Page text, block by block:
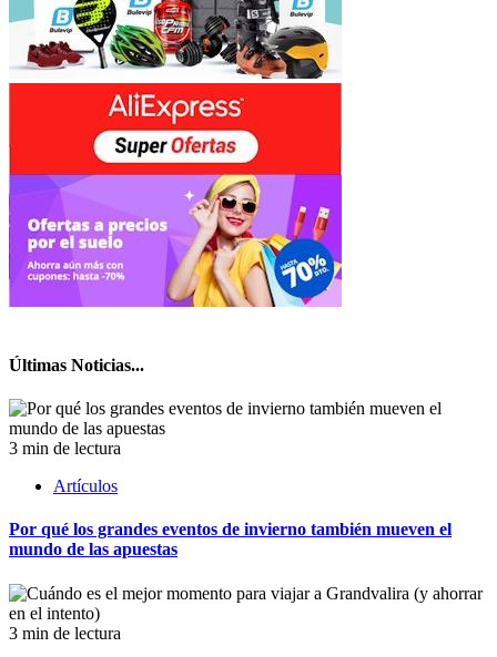
Últimas Noticias...
3 min de lectura
Artículos
Por qué los grandes eventos de invierno también mueven el
mundo de las apuestas
3 min de lectura